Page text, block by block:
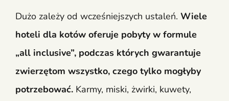
Dużo zależy od wcześniejszych ustaleń. Wiele
hoteli dla kotów oferuje pobyty w formule
„all inclusive”, podczas których gwarantuje
zwierzętom wszystko, czego tylko mogłyby
potrzebować. Karmy, miski, żwirki, kuwety,